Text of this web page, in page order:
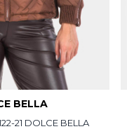
BELLA
21 DOLCE BELLA